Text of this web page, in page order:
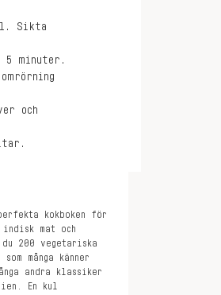
Sikta
5 minuter.
och
kokboken för
mat och
200 vegetariska
många känner
andra klassiker
En kul